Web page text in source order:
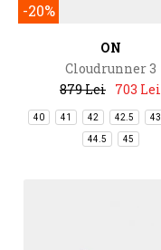
-20%
ON
Cloudrunner 3
879 Lei 703 Lei
40 41 42 42.5 43
44.5 45